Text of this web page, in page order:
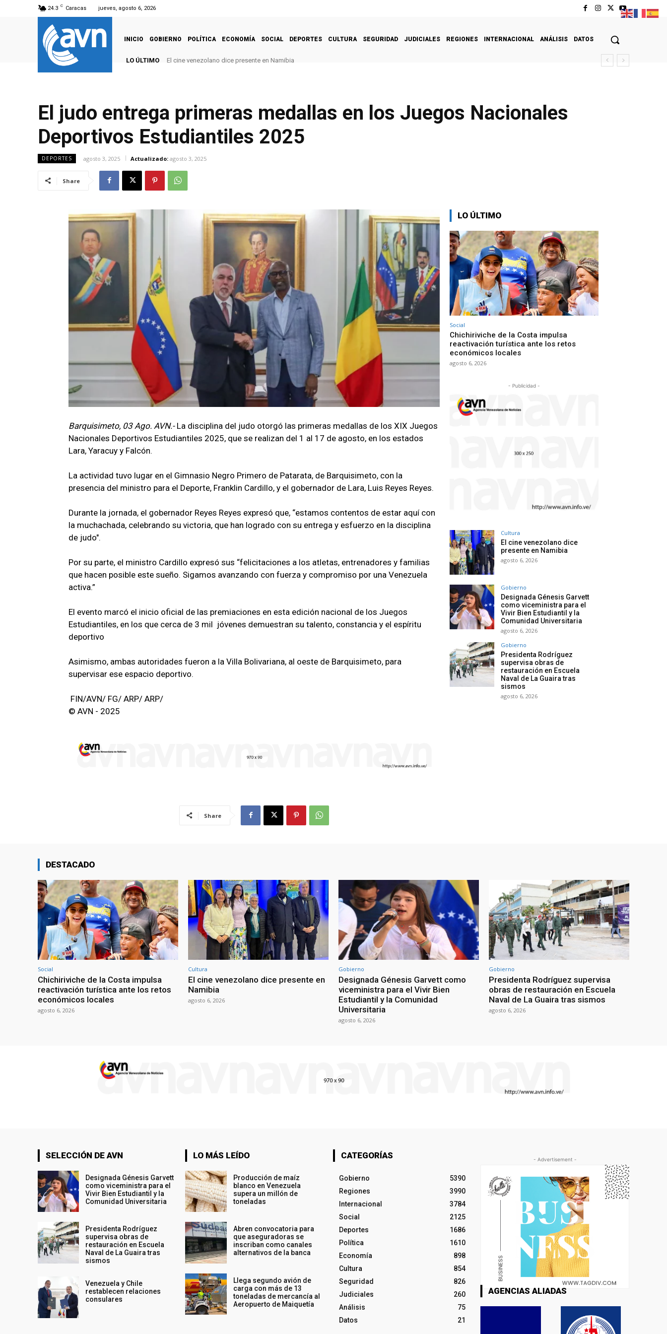
24.3 C Caracas jueves, agosto 6, 2026
INICIO GOBIERNO POLÍTICA ECONOMÍA SOCIAL DEPORTES CULTURA SEGURIDAD JUDICIALES REGIONES INTERNACIONAL ANÁLISIS DATOS
LO ÚLTIMO El cine venezolano dice presente en Namibia
El judo entrega primeras medallas en los Juegos Nacionales
Deportivos Estudiantiles 2025
DEPORTES agosto 3, 2025 Actualizado: agosto 3, 2025
Share
Barquisimeto, 03 Ago. AVN.- La disciplina del judo otorgó las primeras medallas de los XIX Juegos
Nacionales Deportivos Estudiantiles 2025, que se realizan del 1 al 17 de agosto, en los estados
Lara, Yaracuy y Falcón.
La actividad tuvo lugar en el Gimnasio Negro Primero de Patarata, de Barquisimeto, con la
presencia del ministro para el Deporte, Franklin Cardillo, y el gobernador de Lara, Luis Reyes Reyes.
Durante la jornada, el gobernador Reyes Reyes expresó que, “estamos contentos de estar aquí con
la muchachada, celebrando su victoria, que han logrado con su entrega y esfuerzo en la disciplina
de judo".
Por su parte, el ministro Cardillo expresó sus “felicitaciones a los atletas, entrenadores y familias
que hacen posible este sueño. Sigamos avanzando con fuerza y compromiso por una Venezuela
activa.”
El evento marcó el inicio oficial de las premiaciones en esta edición nacional de los Juegos
Estudiantiles, en los que cerca de 3 mil jóvenes demuestran su talento, constancia y el espíritu
deportivo
Asimismo, ambas autoridades fueron a la Villa Bolivariana, al oeste de Barquisimeto, para
supervisar ese espacio deportivo.
FIN/AVN/ FG/ ARP/ ARP/
© AVN - 2025
Share
LO ÚLTIMO
Social
Chichiriviche de la Costa impulsa
reactivación turística ante los retos
económicos locales
agosto 6, 2026
- Publicidad -
Cultura
El cine venezolano dice
presente en Namibia
agosto 6, 2026
Gobierno
Designada Génesis Garvett
como viceministra para el
Vivir Bien Estudiantil y la
Comunidad Universitaria
agosto 6, 2026
Gobierno
Presidenta Rodríguez
supervisa obras de
restauración en Escuela
Naval de La Guaira tras
sismos
agosto 6, 2026
DESTACADO
Social
Chichiriviche de la Costa impulsa
reactivación turística ante los retos
económicos locales
agosto 6, 2026
Cultura
El cine venezolano dice presente en
Namibia
agosto 6, 2026
Gobierno
Designada Génesis Garvett como
viceministra para el Vivir Bien
Estudiantil y la Comunidad
Universitaria
agosto 6, 2026
Gobierno
Presidenta Rodríguez supervisa
obras de restauración en Escuela
Naval de La Guaira tras sismos
agosto 6, 2026
SELECCIÓN DE AVN
Designada Génesis Garvett
como viceministra para el
Vivir Bien Estudiantil y la
Comunidad Universitaria
Presidenta Rodríguez
supervisa obras de
restauración en Escuela
Naval de La Guaira tras
sismos
Venezuela y Chile
restablecen relaciones
consulares
LO MÁS LEÍDO
Producción de maíz
blanco en Venezuela
supera un millón de
toneladas
Abren convocatoria para
que aseguradoras se
inscriban como canales
alternativos de la banca
Llega segundo avión de
carga con más de 13
toneladas de mercancía al
Aeropuerto de Maiquetía
CATEGORÍAS
Gobierno
5390
Regiones
3990
Internacional
3784
Social
2125
Deportes
1686
Política
1610
Economía
898
Cultura
854
Seguridad
826
Judiciales
260
Análisis
75
Datos
21
- Advertisement -
AGENCIAS ALIADAS